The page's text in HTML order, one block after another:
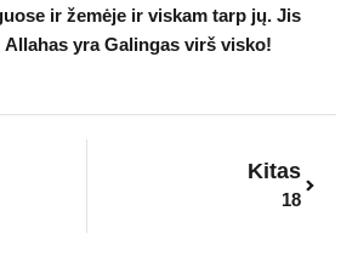
ir žemėje ir viskam tarp jų. Jis
Allahas yra Galingas virš visko!
Kitas
18